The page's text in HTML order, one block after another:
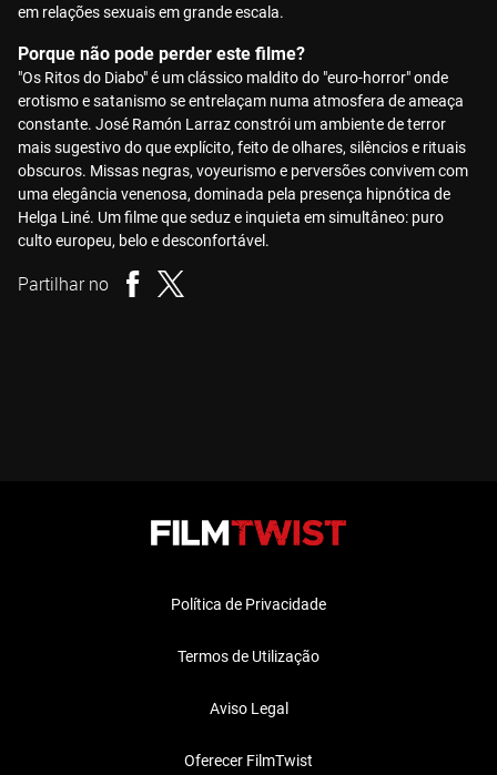
em relações sexuais em grande escala.
Porque não pode perder este filme?
"Os Ritos do Diabo" é um clássico maldito do "euro-horror" onde
erotismo e satanismo se entrelaçam numa atmosfera de ameaça
constante. José Ramón Larraz constrói um ambiente de terror
mais sugestivo do que explícito, feito de olhares, silêncios e rituais
obscuros. Missas negras, voyeurismo e perversões convivem com
uma elegância venenosa, dominada pela presença hipnótica de
Helga Liné. Um filme que seduz e inquieta em simultâneo: puro
culto europeu, belo e desconfortável.
Partilhar no
Política de Privacidade
Termos de Utilização
Aviso Legal
Oferecer FilmTwist